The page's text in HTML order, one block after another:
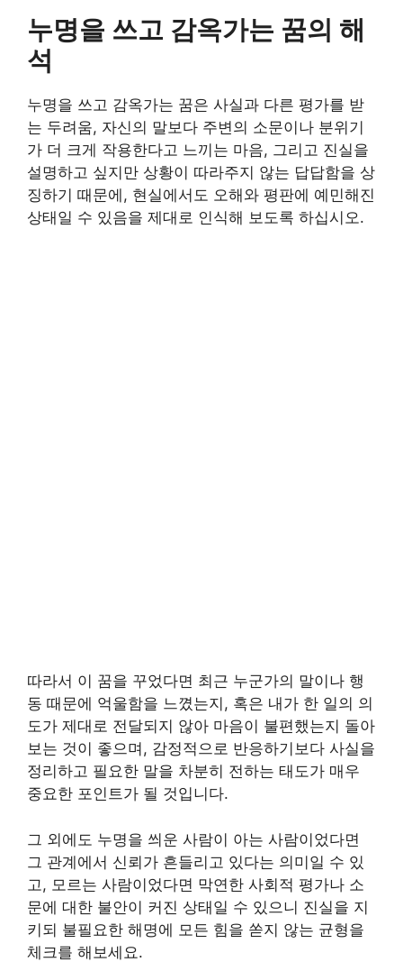
누명을 쓰고 감옥가는 꿈의 해
석
누명을 쓰고 감옥가는 꿈은 사실과 다른 평가를 받
는 두려움, 자신의 말보다 주변의 소문이나 분위기
가 더 크게 작용한다고 느끼는 마음, 그리고 진실을
설명하고 싶지만 상황이 따라주지 않는 답답함을 상
징하기 때문에, 현실에서도 오해와 평판에 예민해진
상태일 수 있음을 제대로 인식해 보도록 하십시오.
따라서 이 꿈을 꾸었다면 최근 누군가의 말이나 행
동 때문에 억울함을 느꼈는지, 혹은 내가 한 일의 의
도가 제대로 전달되지 않아 마음이 불편했는지 돌아
보는 것이 좋으며, 감정적으로 반응하기보다 사실을
정리하고 필요한 말을 차분히 전하는 태도가 매우
중요한 포인트가 될 것입니다.
그 외에도 누명을 씌운 사람이 아는 사람이었다면
그 관계에서 신뢰가 흔들리고 있다는 의미일 수 있
고, 모르는 사람이었다면 막연한 사회적 평가나 소
문에 대한 불안이 커진 상태일 수 있으니 진실을 지
키되 불필요한 해명에 모든 힘을 쏟지 않는 균형을
체크를 해보세요.